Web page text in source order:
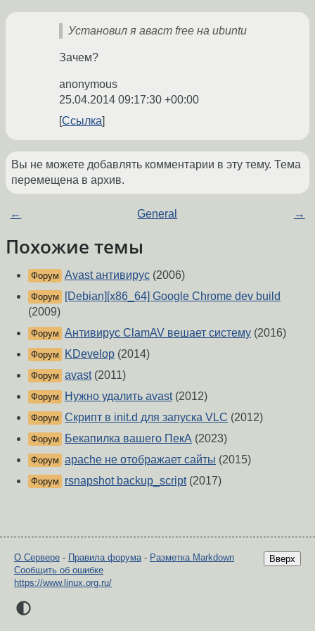
Установил я аваст free на ubuntu
Зачем?
anonymous
25.04.2014 09:17:30 +00:00
Ссылка
Вы не можете добавлять комментарии в эту тему. Тема
перемещена в архив.
← General →
Похожие темы
Форум Avast антивирус (2006)
Форум
[Debian][x86_64] Google Chrome dev build
(2009)
Форум Антивирус ClamAV вешает систему (2016)
Форум KDevelop (2014)
Форум avast(2011)
Форум Нужно удалить avast(2012)
Форум Скрипт в init.d для запуска VLC (2012)
Форум Бекапилка вашего ПекА (2023)
Форум apache не отображает сайты (2015)
Форум rsnapshot backup_script(2017)
Вверх
О Сервере - Правила форума- Разметка Markdown
Сообщить об ошибке
https://www.linux.org.ru/